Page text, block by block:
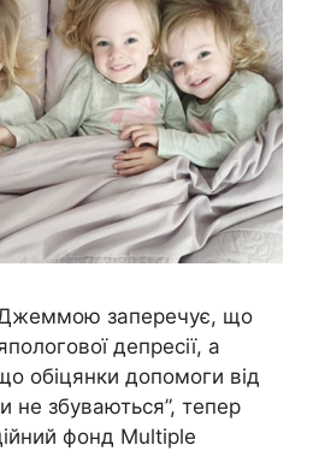
Джеммою заперечує, що
депресії, а
обіцянки допомоги від
не збуваються”, тепер
фонд Multiple